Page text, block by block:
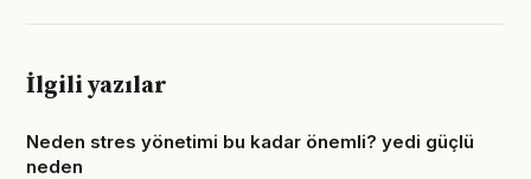
İlgili yazılar
Neden stres yönetimi bu kadar önemli? yedi güçlü
neden